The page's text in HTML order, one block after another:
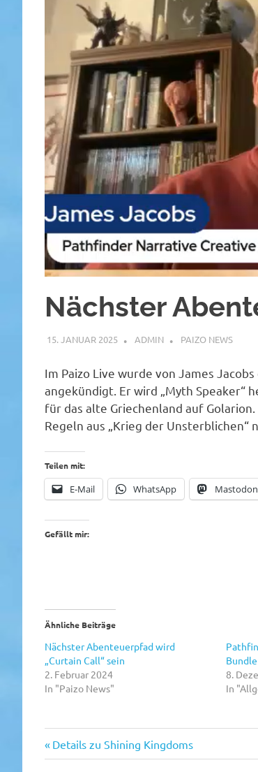
Nächster
15. JANUAR 2025 ADMIN PAIZO NEWS
Im Paizo Live wurde von James
angekündigt. Er wird „Myth Speaker“
für das alte Griechenland auf
Regeln aus „Krieg der Unsterblichen“
Teilen mit:
E-Mail WhatsApp Mastodon
Gefällt mir:
Ähnliche Beiträge
Nächster Abenteuerpfad wird
„Curtain Call“ sein
2. Februar 2024
In "Paizo News"
Bundle
8.
In
Beitragsnavigation
Vorheriger
Beitrag:
Details zu Shining Kingdoms